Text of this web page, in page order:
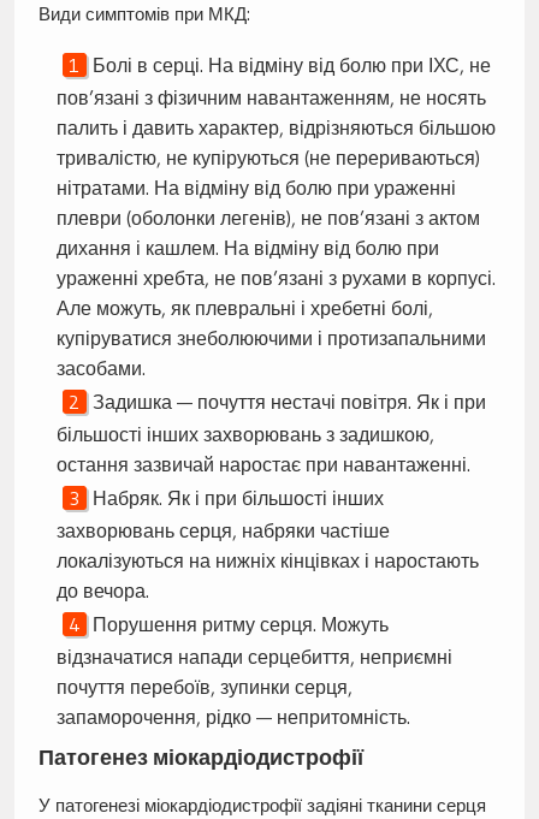
Види симптомів при МКД:
Болі в серці. На відміну від болю при ІХС, не
пов’язані з фізичним навантаженням, не носять
палить і давить характер, відрізняються більшою
тривалістю, не купіруються (не перериваються)
нітратами. На відміну від болю при ураженні
плеври (оболонки легенів), не пов’язані з актом
дихання і кашлем. На відміну від болю при
ураженні хребта, не пов’язані з рухами в корпусі.
Але можуть, як плевральні і хребетні болі,
купіруватися знеболюючими і протизапальними
засобами.
Задишка — почуття нестачі повітря. Як і при
більшості інших захворювань з задишкою,
остання зазвичай наростає при навантаженні.
Набряк. Як і при більшості інших
захворювань серця, набряки частіше
локалізуються на нижніх кінцівках і наростають
до вечора.
Порушення ритму серця. Можуть
відзначатися напади серцебиття, неприємні
почуття перебоїв, зупинки серця,
запаморочення, рідко — непритомність.
Патогенез міокардіодистрофії
У патогенезі міокардіодистрофії задіяні тканини серця